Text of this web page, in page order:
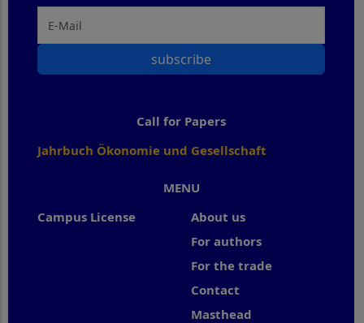
MENU
Campus License
About us
For authors
For the trade
Contact
Masthead
subscribe
Call for Papers
Jahrbuch Ökonomie und Gesellschaft